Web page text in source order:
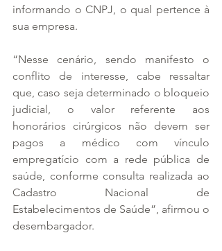
informando o CNPJ, o qual pertence à
sua empresa.
“Nesse cenário, sendo manifesto o
conflito de interesse, cabe ressaltar
que, caso seja determinado o bloqueio
judicial, o valor referente aos
honorários cirúrgicos não devem ser
pagos a médico com vínculo
empregatício com a rede pública de
saúde, conforme consulta realizada ao
Cadastro Nacional de
Estabelecimentos de Saúde”, afirmou o
desembargador.